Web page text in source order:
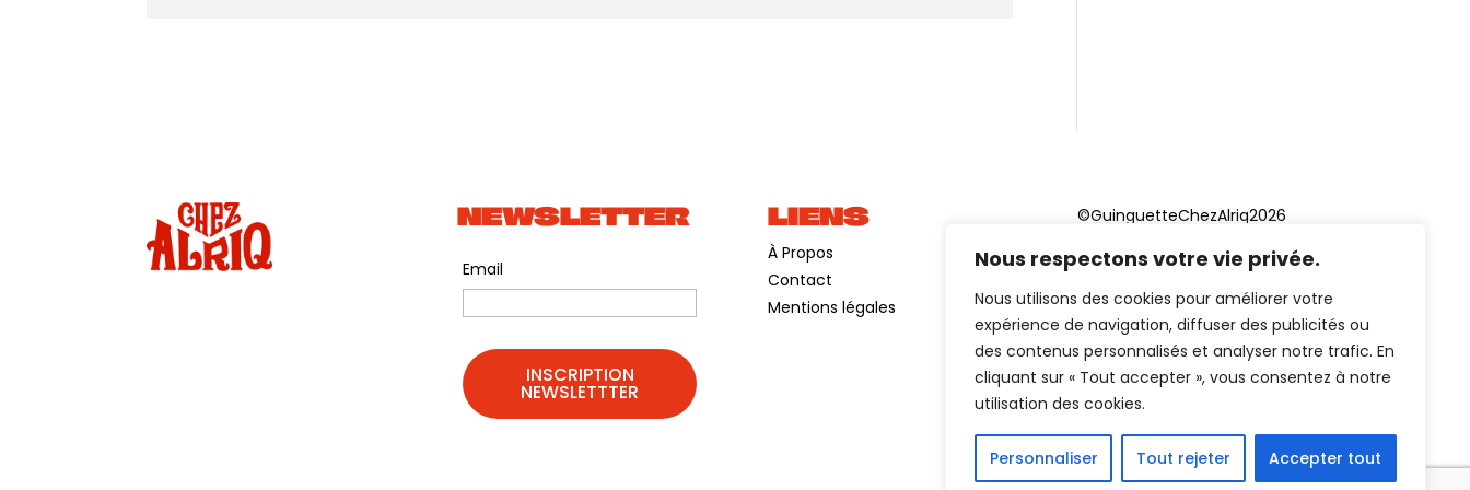
Nous respectons votre vie privée.
Nous utilisons des cookies pour améliorer votre
expérience de navigation, diffuser des publicités ou
des contenus personnalisés et analyser notre trafic. En
cliquant sur « Tout accepter », vous consentez à notre
utilisation des cookies.
Personnaliser Tout rejeter Accepter tout
NEWSLETTER
Email
LIENS
À Propos
Contact
Mentions légales
©GuinguetteChezAlriq2026
Création site internet YOSOY